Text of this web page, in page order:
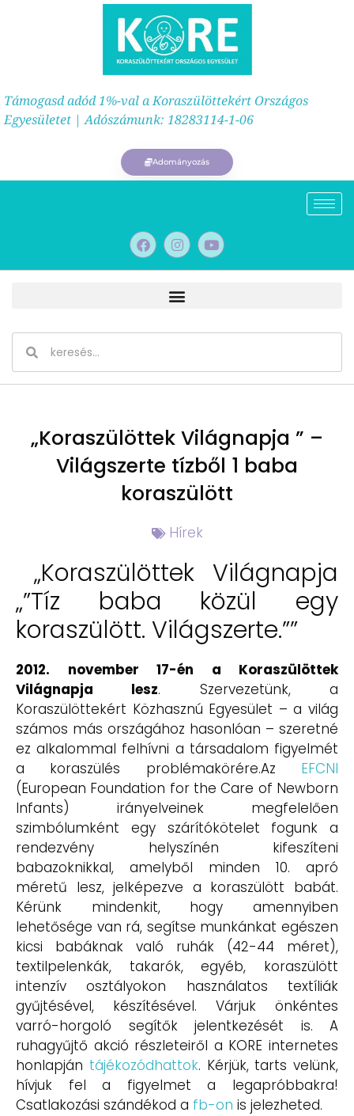
Támogasd adód 1%-val a Koraszülöttekért Országos
Egyesületet | Adószámunk: 18283114-1-06
Adományozás
„Koraszülöttek Világnapja ” –
Világszerte tízből 1 baba
koraszülött
Hírek
„Koraszülöttek Világnapja
„”Tíz baba közül egy
koraszülött. Világszerte.””
2012. november 17-én a Koraszülöttek
Világnapja lesz. Szervezetünk, a
Koraszülöttekért Közhasznú Egyesület – a világ
számos más országához hasonlóan – szeretné
ez alkalommal felhívni a társadalom figyelmét
a koraszülés problémakörére.Az EFCNI
(European Foundation for the Care of Newborn
Infants) irányelveinek megfelelően
szimbólumként egy szárítókötelet fogunk a
rendezvény helyszínén kifeszíteni
babazoknikkal, amelyből minden 10. apró
méretű lesz, jelképezve a koraszülött babát.
Kérünk mindenkit, hogy amennyiben
lehetősége van rá, segítse munkánkat egészen
kicsi babáknak való ruhák (42-44 méret),
textilpelenkák, takarók, egyéb, koraszülött
intenzív osztályokon használatos textíliák
gyűjtésével, készítésével. Várjuk önkéntes
varró-horgoló segítők jelentkezését is. A
ruhagyűjtő akció részleteiről a KORE internetes
honlapján tájékozódhattok. Kérjük, tarts velünk,
hívjuk fel a figyelmet a legapróbbakra!
Csatlakozási szándékod a fb-on is jelezheted.